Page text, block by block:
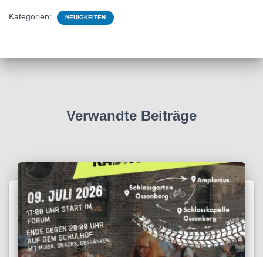
Kategorien: NEUIGKEITEN
Verwandte Beiträge